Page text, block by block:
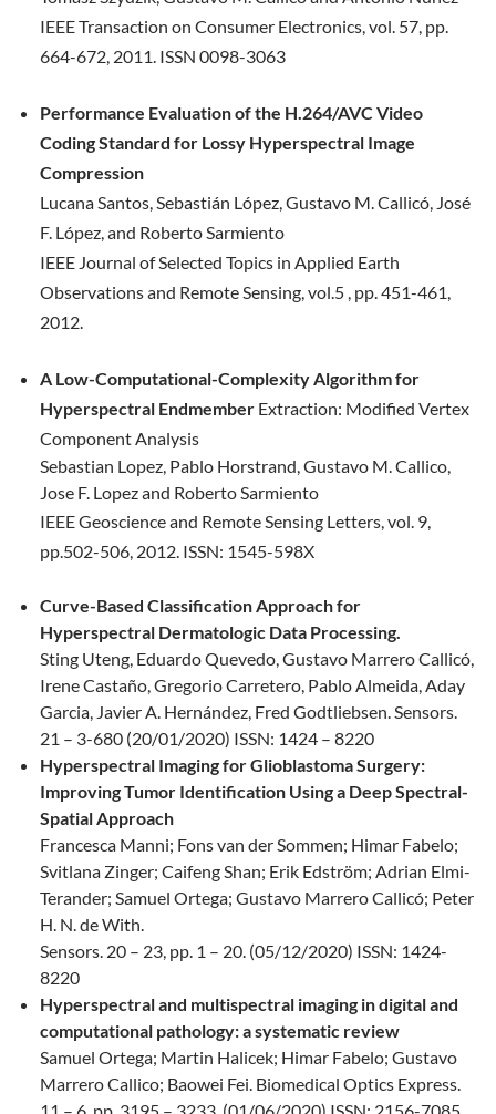
IEEE Transaction on Consumer Electronics, vol. 57, pp.
664-672, 2011. ISSN 0098-3063
Performance Evaluation of the H.264/AVC Video
Coding Standard for Lossy Hyperspectral Image
Compression
Lucana Santos, Sebastián López, Gustavo M. Callicó, José
F. López, and Roberto Sarmiento
IEEE Journal of Selected Topics in Applied Earth
Observations and RemoteSensing, vol.5 , pp. 451-461,
2012.
A Low-Computational-Complexity Algorithm for
Hyperspectral Endmember Extraction: Modified Vertex
Component Analysis
Sebastian Lopez, Pablo Horstrand, Gustavo M. Callico,
Jose F. Lopez and Roberto Sarmiento
IEEE Geoscience and Remote Sensing Letters, vol. 9,
pp.502-506, 2012. ISSN: 1545-598X
Curve-Based Classification Approach for
Hyperspectral Dermatologic Data Processing.
Sting Uteng, Eduardo Quevedo, Gustavo Marrero Callicó,
Irene Castaño, Gregorio Carretero, Pablo Almeida, Aday
Garcia, Javier A. Hernández, Fred Godtliebsen. Sensors.
21 – 3-680 (20/01/2020) ISSN: 1424 – 8220
Hyperspectral Imaging forGlioblastoma Surgery:
Improving Tumor Identification Using a Deep Spectral-
Spatial Approach
Francesca Manni; Fons van der Sommen; Himar Fabelo;
Svitlana Zinger; Caifeng Shan; Erik Edström; Adrian Elmi-
Terander; Samuel Ortega; Gustavo Marrero Callicó; Peter
H. N. de With.
Sensors. 20 – 23, pp. 1 – 20. (05/12/2020) ISSN: 1424-
8220
Hyperspectral and multispectral imaging in digital and
computational pathology: a systematic review
Samuel Ortega; Martin Halicek; Himar Fabelo; Gustavo
Marrero Callico; Baowei Fei. Biomedical Optics Express.